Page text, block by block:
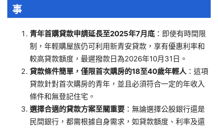
事
青年首購貸款申請延長至2025年7月底 ：即使有時間限
制，年輕購屋族仍可利用新青安貸款，享有優惠利率和
較高貸款額度，最遲撥款日為2026年10月31日。
貸款條件簡單，僅限首次購房的18至40歲年輕人 ：這項
貸款針對首次購房的青年，並且必須符合一定的年收入
條件和無登記住宅。
選擇合適的貸款方案至關重要 ：無論選擇公股銀行還是
民間銀行，都需根據自身需求，如貸款額度、利率及還